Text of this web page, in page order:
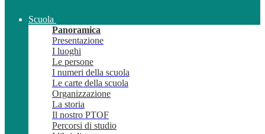
Scuola
Panoramica
Presentazione
I luoghi
Le persone
I numeri della scuola
Le carte della scuola
Organizzazione
La storia
Il nostro PTOF
Percorsi di studio